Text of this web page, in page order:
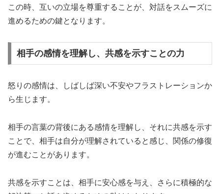
この時、互いの立場を尊重することが、対話をスムーズに
進めるための鍵となります。
相手の感情を理解し、共感を示すことの力
怒りの感情は、しばしば深い不安やフラストレーションか
ら生じます。
相手の言葉の背後にある感情を理解し、それに共感を示す
ことで、相手は自分が理解されていると感じ、関係の修復
が進むことがあります。
共感を示すことは、相手に安心感を与え、さらに積極的な